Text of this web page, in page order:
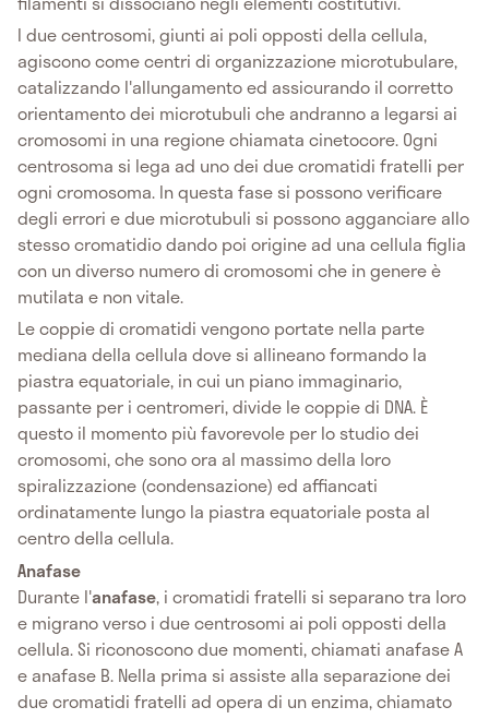
I due centrosomi, giunti ai poli opposti della cellula,
agiscono come centri di organizzazione microtubulare,
catalizzando l'allungamento ed assicurando il corretto
orientamento dei microtubuli che andranno a legarsi ai
cromosomi in una regione chiamata cinetocore. Ogni
centrosoma si lega ad uno dei due cromatidi fratelli per
ogni cromosoma. In questa fase si possono verificare
degli errori e due microtubuli si possono agganciare allo
stesso cromatidio dando poi origine ad una cellula figlia
con un diverso numero di cromosomi che in genere è
mutilata e non vitale.
Le coppie di cromatidi vengono portate nella parte
mediana della cellula dove si allineano formando la
piastra equatoriale, in cui un piano immaginario,
passante per i centromeri, divide le coppie di DNA. È
questo il momento più favorevole per lo studio dei
cromosomi, che sono ora al massimo della loro
spiralizzazione (condensazione) ed affiancati
ordinatamente lungo la piastra equatoriale posta al
centro della cellula.
Anafase
Durante l'anafase, i cromatidi fratelli si separano tra loro
e migrano verso i due centrosomi ai poli opposti della
cellula. Si riconoscono due momenti, chiamati anafase A
e anafase B. Nella prima si assiste alla separazione dei
due cromatidi fratelli ad opera di un enzima, chiamato